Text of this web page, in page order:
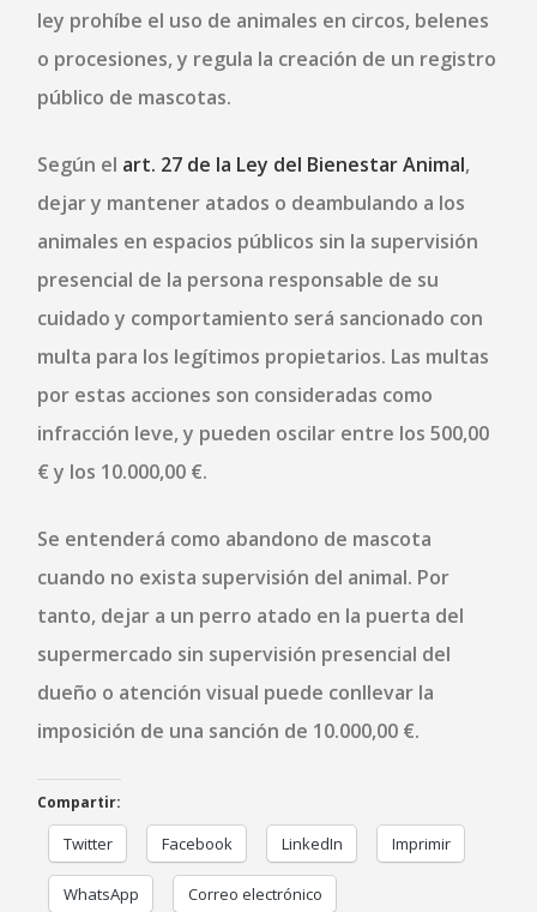
ley prohíbe el uso de animales en circos, belenes
o procesiones, y regula la creación de un registro
público de mascotas.
Según el art. 27 de la Ley del Bienestar Animal,
dejar y mantener atados o deambulando a los
animales en espacios públicos sin la supervisión
presencial de la persona responsable de su
cuidado y comportamiento será sancionado con
multa para los legítimos propietarios. Las multas
por estas acciones son consideradas como
infracción leve, y pueden oscilar entre los 500,00
€ y los 10.000,00 €.
Se entenderá como abandono de mascota
cuando no exista supervisión del animal. Por
tanto, dejar a un perro atado en la puerta del
supermercado sin supervisión presencial del
dueño o atención visual puede conllevar la
imposición de una sanción de 10.000,00 €.
Compartir:
Twitter Facebook LinkedIn Imprimir
WhatsApp Correo electrónico